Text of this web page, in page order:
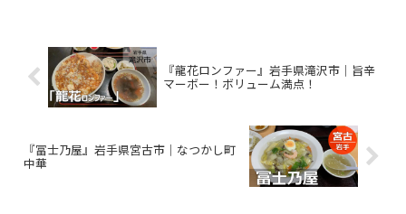
『龍花ロンファー』岩手県滝沢市｜旨辛
マーボー！ボリューム満点！
『冨士乃屋』岩手県宮古市｜なつかし町
中華